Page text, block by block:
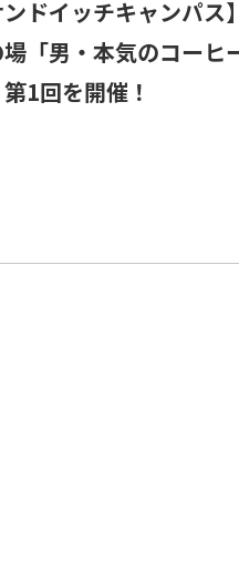
ンドイッチキャンパス】
「男・本気のコーヒ
1回を開催！